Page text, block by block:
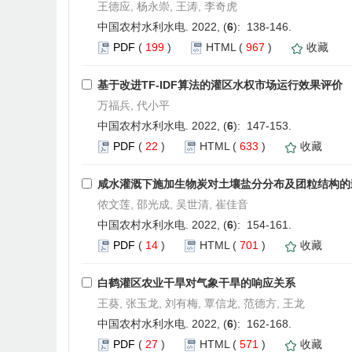
王德应, 杨永崇, 王涛, 李奇虎
中国农村水利水电. 2022, (6): 138-146.
PDF ( 199 ) HTML ( 967 ) 收藏
基于改进TF-IDF算法的灌区水权市场运行效果评价
万福兵, 代小平
中国农村水利水电. 2022, (6): 147-153.
PDF ( 22 ) HTML ( 633 ) 收藏
咸水灌溉下施加生物炭对土壤盐分分布及团粒结构
侬文莲, 邵光成, 吴世清, 崔佳音
中国农村水利水电. 2022, (6): 154-161.
PDF ( 14 ) HTML ( 701 ) 收藏
白鹤灌区农业干旱对气象干旱的响应关系
王葵, 张玉龙, 刘有梅, 覃信龙, 范德方, 王龙
中国农村水利水电. 2022, (6): 162-168.
PDF ( 27 ) HTML ( 571 ) 收藏